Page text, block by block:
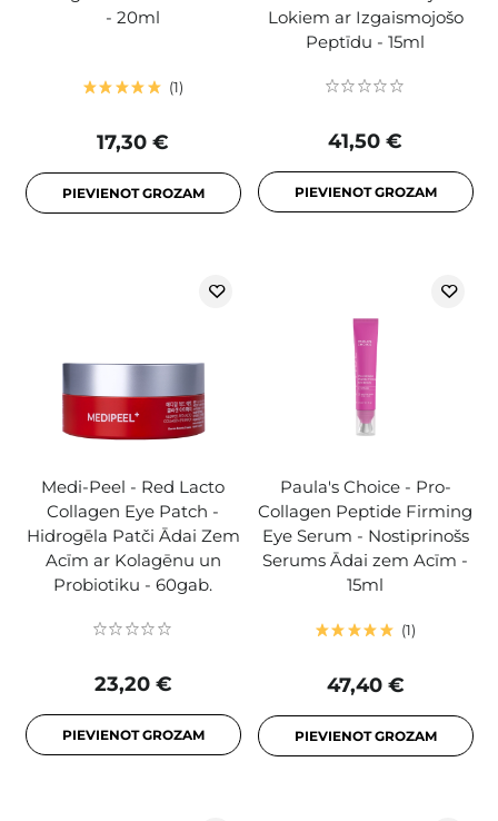
- 20ml
1
17,30 €
PIEVIENOT GROZAM
Lokiem ar Izgaismojošo
Peptīdu - 15ml
41,50 €
PIEVIENOT GROZAM
Medi-Peel - Red Lacto
Collagen Eye Patch -
Hidrogēla Patči Ādai Zem
Acīm ar Kolagēnu un
Probiotiku - 60gab.
23,20 €
PIEVIENOT GROZAM
Paula's Choice - Pro-
Collagen Peptide Firming
Eye Serum - Nostiprinošs
Serums Ādai zem Acīm -
15ml
1
47,40 €
PIEVIENOT GROZAM